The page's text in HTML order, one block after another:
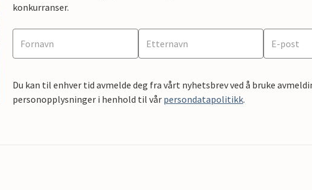
konkurranser.
Du kan til enhver tid avmelde deg fra vårt nyhetsbrev ved å bruke
personopplysninger i henhold til vår persondatapolitikk.